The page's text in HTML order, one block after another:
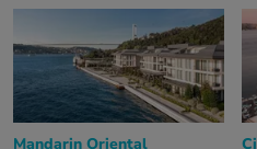
Mandarin Oriental